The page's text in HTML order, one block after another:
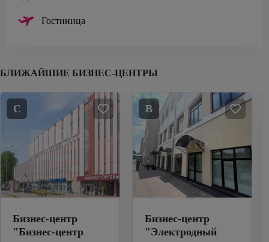
Гостиница
БЛИЖАЙШИЕ БИЗНЕС-ЦЕНТРЫ
C
Бизнес-центр
"Бизнес-центр
B
Бизнес-центр
"Электродный